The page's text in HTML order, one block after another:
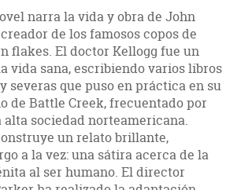
narra la vida y obra de John
de los famosos copos de
flakes. El doctor Kellogg fue un
vida sana, escribiendo varios libros
severas que puso en práctica en su
de Battle Creek, frecuentado por
alta sociedad norteamericana.
un relato brillante,
a la vez: una sátira acerca de la
al ser humano. El director